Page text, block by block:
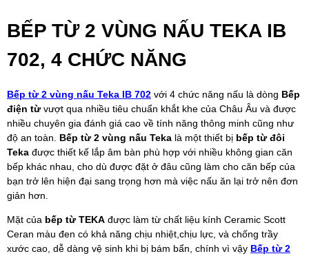
BẾP TỪ 2 VÙNG NẤU TEKA IB
702, 4 CHỨC NĂNG
Bếp từ 2 vùng nấu Teka IB 702 với 4 chức năng nấu là dòng Bếp
điện từvượt qua nhiều tiêu chuẩn khắt khe của Châu Âu và được
nhiều chuyên gia đánh giá cao về tính năng thông minh cũng như
độ an toàn. Bếp từ 2 vùng nấu Teka là một thiết bị bếp từ đôi
Teka được thiết kế lắp âm bàn phù hợp với nhiều không gian căn
bếp khác nhau, cho dù được đặt ở đâu cũng làm cho căn bếp của
bạn trở lên hiện đại sang trọng hơn mà việc nấu ăn lại trở nên đơn
giản hơn.
Mặt của bếp từ TEKA được làm từ chất liệu kính Ceramic Scott
Ceran màu đen có khả năng chịu nhiệt,chịu lực, và chống trầy
xước cao, dễ dàng vệ sinh khi bị bám bẩn, chính vì vậy Bếp từ 2